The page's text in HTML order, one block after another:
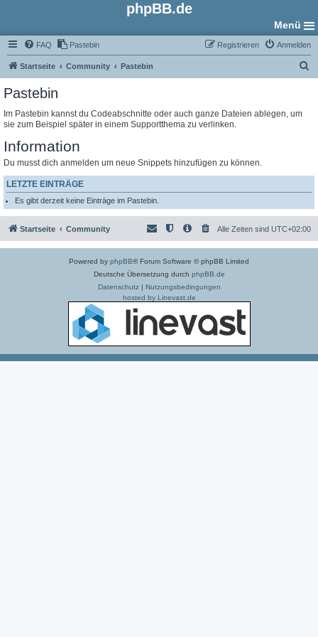
phpBB.de
Menü
FAQ Pastebin Anmelden
Registrieren
Startseite Community Pastebin
Pastebin
Im Pastebin kannst du Codeabschnitte oder auch ganze Dateien ablegen, um
sie zum Beispiel später in einem Supportthema zu verlinken.
Information
Du musst dich anmelden um neue Snippets hinzufügen zu können.
LETZTE EINTRÄGE
Es gibt derzeit keine Einträge im Pastebin.
Startseite Community Alle Zeiten sind UTC+02:00
Powered by phpBB® Forum Software © phpBB Limited
Deutsche Übersetzung durch phpBB.de
Datenschutz|
Nutzungsbedingungen
hosted by Linevast.de